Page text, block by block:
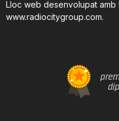
Lloc web desenvolupat
www.radiocitygroup.com.